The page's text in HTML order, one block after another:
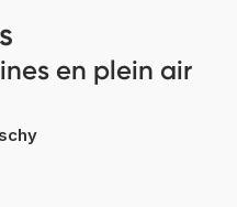
en plein air